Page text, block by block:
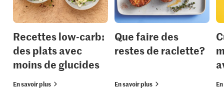
Recettes low-carb:
des plats avec
moins de glucides
En savoir plus
Que faire des
restes de raclette?
En savoir plus